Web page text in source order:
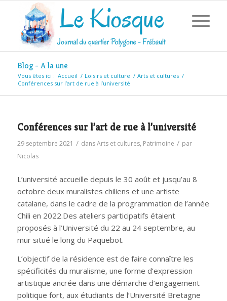
Blog - A la une
Vous êtes ici : Accueil / Loisirs et culture / Arts et cultures /
Conférences sur l’art de rue à l’université
Conférences sur l’art de rue à l’université
29 septembre 2021 / dansArts et cultures, Patrimoine / par
Nicolas
L’université accueille depuis le 30 août et jusqu’au 8
octobre deux muralistes chiliens et une artiste
catalane, dans le cadre de la programmation de l’année
Chili en 2022.Des ateliers participatifs étaient
proposés à l’Université du 22 au 24 septembre, au
mur situé le long du Paquebot.
L’objectif de la résidence est de faire connaître les
spécificités du muralisme, une forme d’expression
artistique ancrée dans une démarche d’engagement
politique fort, aux étudiants de l’Université Bretagne